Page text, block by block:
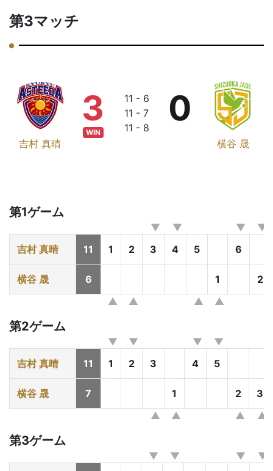
第3マッチ
吉村 真晴
3
WIN
11 - 6
11 - 7
11 - 8
横谷 晟
0
第1ゲーム
吉村 真晴 11 1 2 3 4 5 6
横谷 晟 6 1 2
第2ゲーム
吉村 真晴 11 1 2 3 4 5
横谷 晟 7 1 2 3
第3ゲーム